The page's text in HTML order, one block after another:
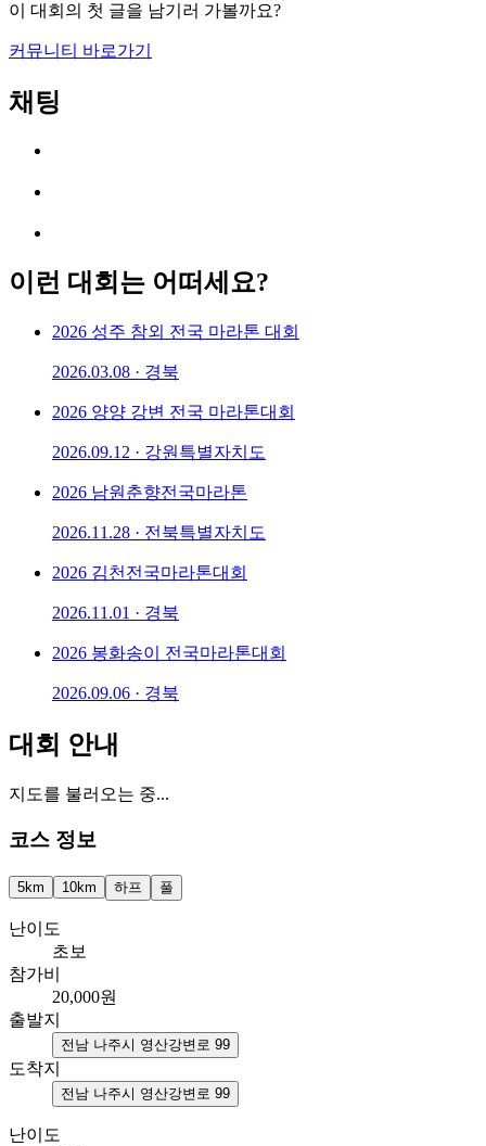
이 대회의 첫 글을 남기러 가볼까요?
커뮤니티 바로가기
채팅
이런 대회는 어떠세요?
2026 성주 참외 전국 마라톤 대회
2026.03.08 · 경북
2026 양양 강변 전국 마라톤대회
2026.09.12 · 강원특별자치도
2026 남원춘향전국마라톤
2026.11.28 · 전북특별자치도
2026 김천전국마라톤대회
2026.11.01 · 경북
2026 봉화송이 전국마라톤대회
2026.09.06 · 경북
대회 안내
지도를 불러오는 중...
코스 정보
5km 10km 하프 풀
난이도
초보
참가비
20,000원
출발지
전남 나주시 영산강변로 99
도착지
전남 나주시 영산강변로 99
난이도